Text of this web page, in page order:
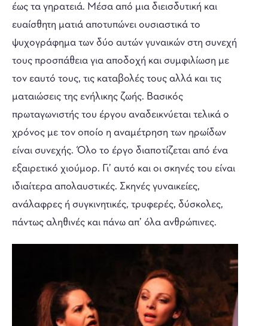
έως τα γηρατειά. Μέσα από μια διεισδυτική και
ευαίσθητη ματιά αποτυπώνει ουσιαστικά το
ψυχογράφημα των δύο αυτών γυναικών στη συνεχή
τους προσπάθεια για αποδοχή και συμφιλίωση με
τον εαυτό τους, τις καταβολές τους αλλά και τις
ματαιώσεις της ενήλικης ζωής. Βασικός
πρωταγωνιστής του έργου αναδεικνύεται τελικά ο
χρόνος με τον οποίο η αναμέτρηση των ηρωίδων
είναι συνεχής. Όλο το έργο διαποτίζεται από ένα
εξαιρετικό χιούμορ. Γι’ αυτό και οι σκηνές του είναι
ιδιαίτερα απολαυστικές. Σκηνές γυναικείες,
ανάλαφρες ή συγκινητικές, τρυφερές, δύσκολες,
πάντως αληθινές και πάνω απ’ όλα ανθρώπινες.